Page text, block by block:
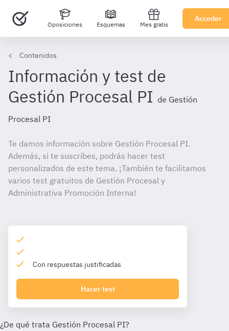
Oposiciones Esquemas Mes gratis
Acceder
Contenidos
Información y test de
Gestión Procesal PI de Gestión
Procesal PI
Te damos información sobre Gestión Procesal PI.
Además, si te suscribes, podrás hacer test
personalizados de este tema. ¡También te facilitamos
varios test gratuitos de Gestión Procesal y
Administrativa Promoción Interna!
Con respuestas justificadas
Hacer test